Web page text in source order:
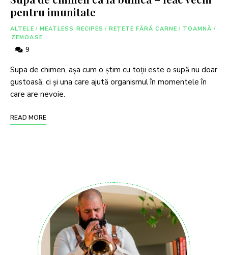
pentru imunitate
ALTELE / MEATLESS RECIPES / REȚETE FĂRĂ CARNE / TOAMNĂ /
ZEMOASE
9
Supa de chimen, așa cum o știm cu toții este o supă nu doar
gustoasă, ci și una care ajută organismul în momentele în
care are nevoie.
READ MORE